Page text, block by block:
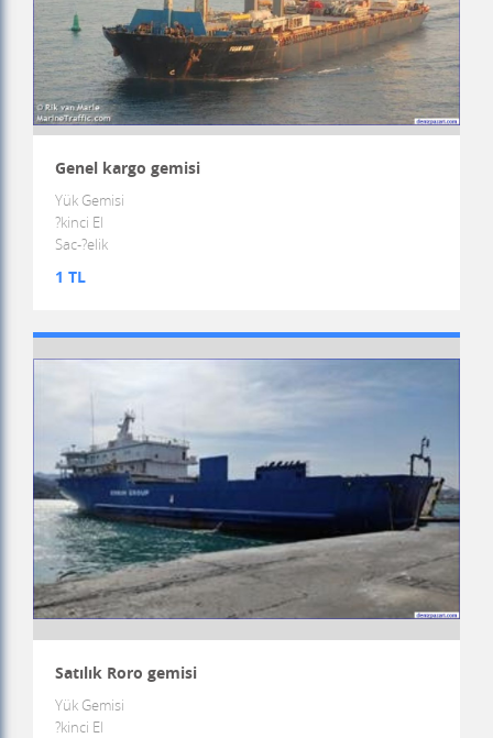
Genel kargo gemisi
Yük Gemisi
?kinci El
Sac-?elik
1 TL
Satılık Roro gemisi
Yük Gemisi
?kinci El